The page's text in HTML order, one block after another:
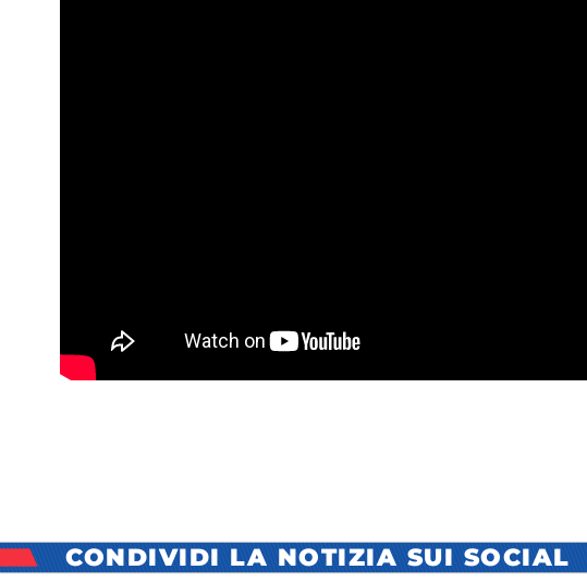
CONDIVIDI LA NOTIZIA SUI SOCIAL